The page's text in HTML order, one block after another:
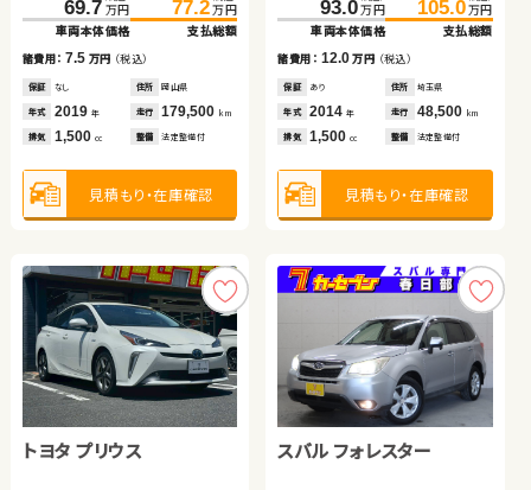
69.7 万円
車両本体価格
77.2万円
支払総額
諸費用：7.5 万円 （税込）
保証 なし 住所 岡山県
年式 2019 年 走行 179,500 km
排気 1,500 cc 整備 法定整備付
見積もり・在庫確認
93.0万円
車両本体価格
105.0万円
支払総額
諸費用： 12.0万円 （税込）
保証 あり 住所 埼玉県
年式 2014年 走行 48,500 km
排気 1,500cc 整備 法定整備付
見積もり・在庫確認
トヨタ プリウス スバル フォレスター
諸費用：12.9万円（税込）
あり 埼玉県
年式 2020年 走行
排気 2,500 整備 法定整備付
見積もり・在庫確認
384.0万円
車両本体価格
395.9万円
支払総額
諸費用： 11.9万円 （税込）
保証 あり 住所 北海道
年式 2024年 走行 14,300 km
排気 1,500cc 整備 法定整備付
見積もり・在庫確認
トヨタ プリウス スズキ アルト ＨＢ
車両本体価格
支払総額
諸費用：15.7
2,000
見積もり・在庫確認
48.7万円
車両本体価格
57.7万円
支払総額
諸費用： 9.0万円（税込）
保証 あり 住所 埼玉県
年式 2021年 走行 10,400 km
排気 660cc 整備 法定整備付
見積もり・在庫確認
トヨタ ルーミー